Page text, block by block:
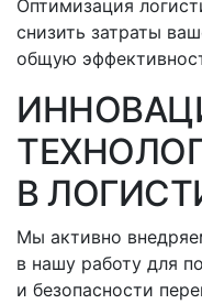
Оптимизация
снизить затраты
общую
В
Мы активно
в нашу работу для
и безопасности